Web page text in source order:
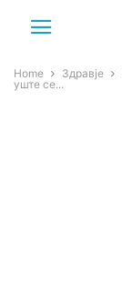
Home Здравје
уште се...